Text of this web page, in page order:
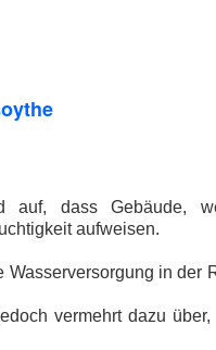
auf, dass Gebäude,
aufweisen.
in der
vermehrt dazu